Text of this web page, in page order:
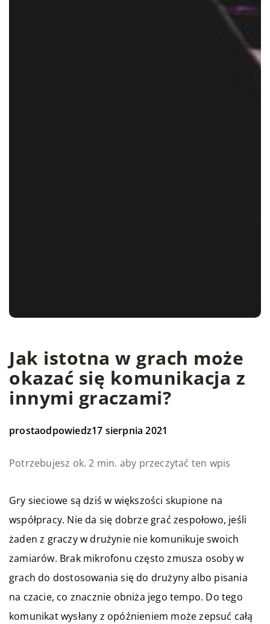
Jak istotna w grach może
okazać się komunikacja z
innymi graczami?
prostaodpowiedz17 sierpnia 2021
Potrzebujesz ok. 2 min. aby przeczytać ten wpis
Gry sieciowe są dziś w większości skupione na
współpracy. Nie da się dobrze grać zespołowo, jeśli
żaden z graczy w drużynie nie komunikuje swoich
zamiarów. Brak mikrofonu często zmusza osoby w
grach do dostosowania się do drużyny albo pisania
na czacie, co znacznie obniża jego tempo. Do tego
komunikat wysłany z opóźnieniem może zepsuć całą